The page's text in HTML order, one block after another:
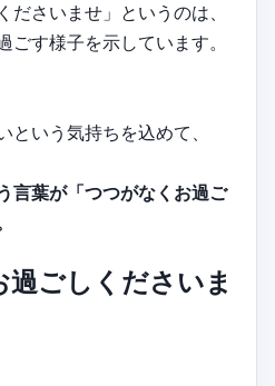
ださいませ」というのは、
す様子を示しています。
いう気持ちを込めて、
言葉が「つつがなくお過ご
過ごしくださいま